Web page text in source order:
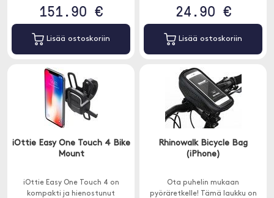
151.90 €
Lisää ostoskoriin
24.90 €
Lisää ostoskoriin
iOttie Easy One Touch 4 Bike
Mount
iOttie Easy One Touch 4 on
kompakti ja hienostunut
Rhinowalk Bicycle Bag
(iPhone)
Ota puhelin mukaan
pyöräretkelle! Tämä laukku on